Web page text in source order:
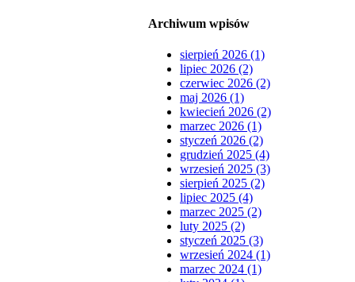
Archiwum wpisów
sierpień 2026 (1)
lipiec 2026 (2)
czerwiec 2026 (2)
maj 2026 (1)
kwiecień 2026 (2)
marzec 2026 (1)
styczeń 2026 (2)
grudzień 2025 (4)
wrzesień 2025 (3)
sierpień 2025 (2)
lipiec 2025 (4)
marzec 2025 (2)
luty 2025 (2)
styczeń 2025 (3)
wrzesień 2024 (1)
marzec 2024 (1)